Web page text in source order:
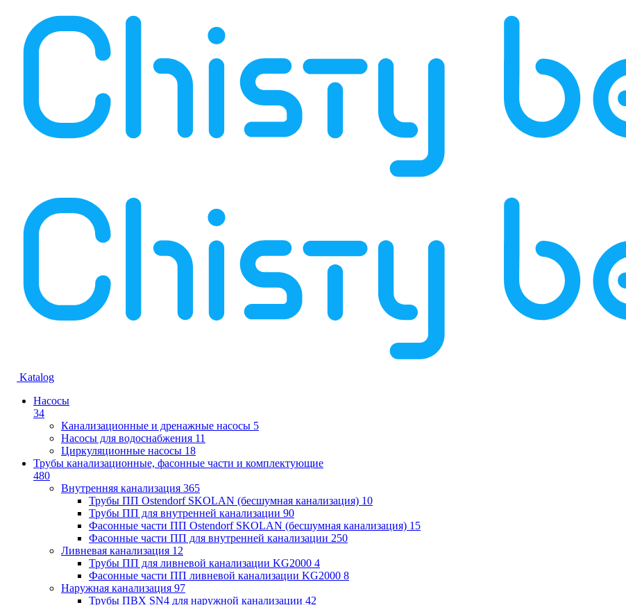
Katalog
Насосы
34
Канализационные и дренажные насосы 5
Насосы для водоснабжения 11
Циркуляционные насосы 18
Трубы канализационные, фасонные части и комплектующие
480
Внутренняя канализация 365
Трубы ПП Ostendorf SKOLAN (бесшумная канализация) 10
Трубы ПП для внутренней канализации 90
Фасонные части ПП Ostendorf SKOLAN (бесшумная канализация) 15
Фасонные части ПП для внутренней канализации 250
Ливневая канализация 12
Трубы ПП для ливневой канализации KG2000 4
Фасонные части ПП ливневой канализации KG2000 8
Наружная канализация 97
Трубы ПВХ SN4 для наружной канализации 42